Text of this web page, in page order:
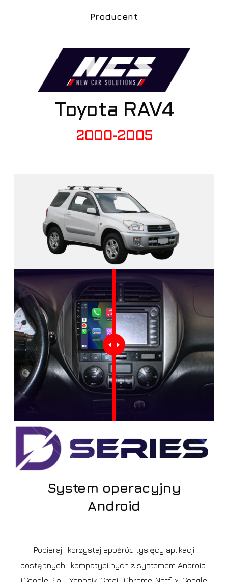
Producent
Toyota RAV4
2000-2005
System operacyjny
Android
Pobieraj i korzystaj spośród tysięcy aplikacji
dostępnych i kompatybilnych z systemem Android.